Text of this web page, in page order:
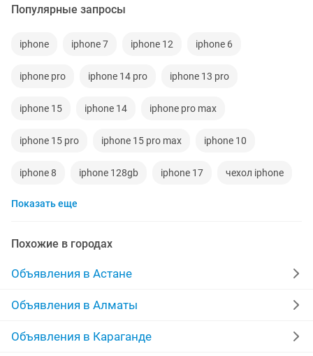
Популярные запросы
iphone iphone 7 iphone 12 iphone 6
iphone pro iphone 14 pro iphone 13 pro
iphone 15 iphone 14 iphone pro max
iphone 15 pro iphone 15 pro max iphone 10
iphone 8 iphone 128gb iphone 17 чехол iphone
iphone айфон
Показать еще
Похожие в городах
Объявления в Астане
Объявления в Алматы
Объявления в Караганде